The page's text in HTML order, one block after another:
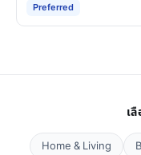
Preferred
เ
Home & Living